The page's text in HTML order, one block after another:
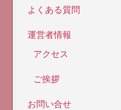
よくある質問
運営者情報
アクセス
ご挨拶
お問い合せ